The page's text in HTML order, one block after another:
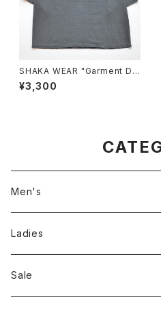
SHAKA WEAR "Garment Dy
e Drop Shoulder 7.5 OZ"
¥3,300
Men's
Jackson Matisse
ILL180°
Ladies
Unfil
Sale